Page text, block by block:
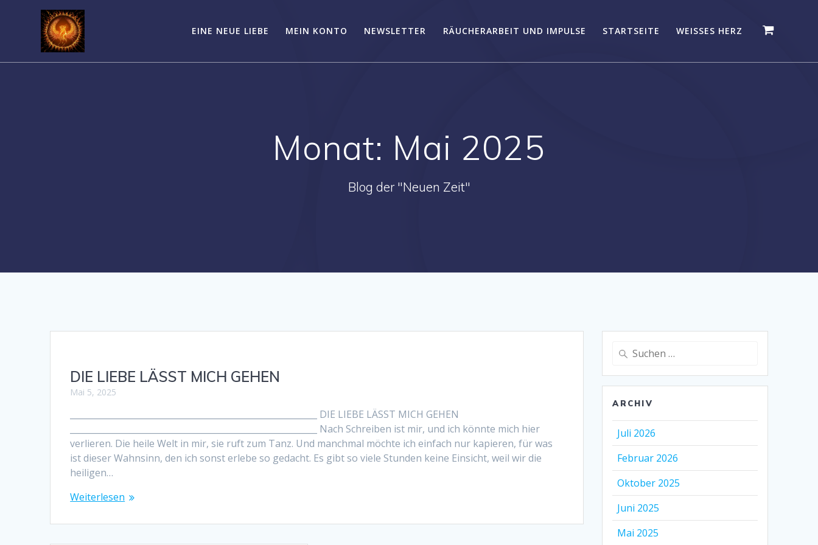
EINE NEUE LIEBE MEIN KONTO NEWSLETTER RÄUCHERARBEIT UND IMPULSE STARTSEITE WEISSES HERZ
Monat: Mai 2025
Blog der "Neuen Zeit"
DIE LIEBE LÄSST MICH GEHEN
Mai 5, 2025
__________________________________________________________ DIE LIEBE LÄSST MICH GEHEN
__________________________________________________________ Nach Schreiben ist mir, und ich könnte mich hier
verlieren. Die heile Welt in mir, sie ruft zum Tanz. Und manchmal möchte ich einfach nur kapieren, für was
ist dieser Wahnsinn, den ich sonst erlebe so gedacht. Es gibt so viele Stunden keine Einsicht, weil wir die
heiligen…
Weiterlesen
Suche
ARCHIV
Juli 2026
Februar 2026
Oktober 2025
Juni 2025
Mai 2025